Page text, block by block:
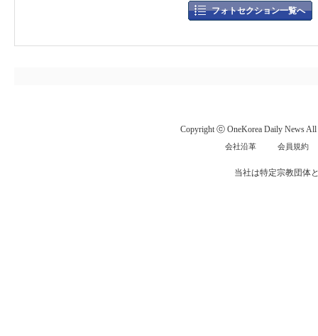
フォトセクション一覧へ
Copyright ⓒ OneKorea Daily News All
会社沿革 会員規約
当社は特定宗教団体